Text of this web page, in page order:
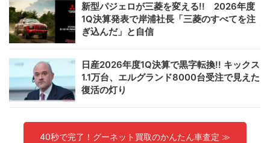
新型パジェロが三菱を変える!! 2026年度
1Q決算発表で岸浦社長「三菱のすべてを注
ぎ込んだ」と自信
日産2026年度1Q決算で黒字転換!! キックス
1.1万台、エルグランド8000台受注で見えた
復活の灯り
40秒で完了！グーネット買取のかんたん車査定 ≫